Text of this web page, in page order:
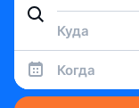
Когда